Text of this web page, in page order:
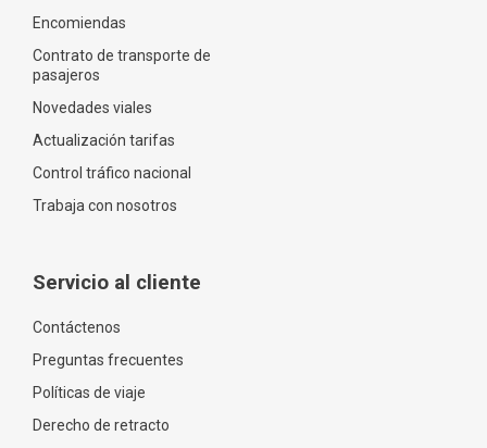
Encomiendas
Contrato de transporte de
pasajeros
Novedades viales
Actualización tarifas
Control tráfico nacional
Trabaja con nosotros
Servicio al cliente
Contáctenos
Preguntas frecuentes
Políticas de viaje
Derecho de retracto